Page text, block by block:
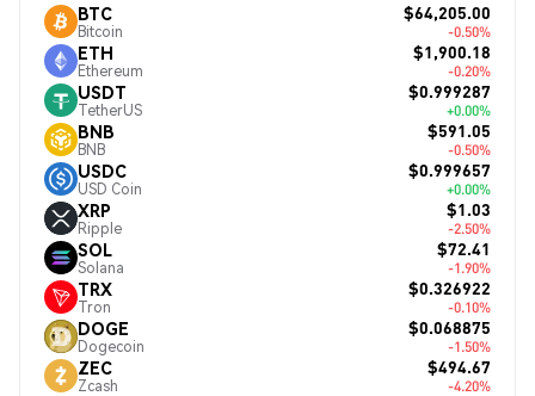
BTC
Bitcoin
$64,205.00
-0.50%
ETH
Ethereum
$1,900.18
-0.20%
USDT
TetherUS
$0.999287
+0.00%
BNB
BNB
$591.05
-0.50%
USDC
USD Coin
$0.999657
+0.00%
XRP
Ripple
$1.03
-2.50%
SOL
Solana
$72.41
-1.90%
TRX
Tron
$0.326922
-0.10%
DOGE
Dogecoin
$0.068875
-1.50%
ZEC
Zcash
$494.67
-4.20%